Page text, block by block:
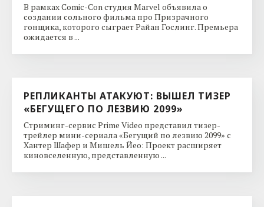
В рамках Comic-Con студия Marvel объявила о
создании сольного фильма про Призрачного
гонщика, которого сыграет Райан Гослинг. Премьера
ожидается в ...
РЕПЛИКАНТЫ АТАКУЮТ: ВЫШЕЛ ТИЗЕР
«БЕГУЩЕГО ПО ЛЕЗВИЮ 2099»
Стриминг-сервис Prime Video представил тизер-
трейлер мини-сериала «Бегущий по лезвию 2099» с
Хантер Шафер и Мишель Йео: Проект расширяет
киновселенную, представленную ...